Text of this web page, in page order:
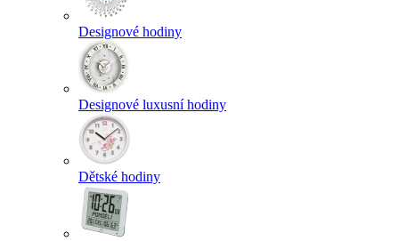
Designové hodiny
Designové luxusní hodiny
Dětské hodiny